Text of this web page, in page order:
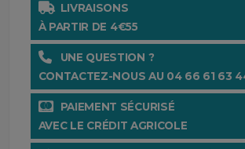
LIVRAISONS
À PARTIR DE 4€55
UNE QUESTION ?
CONTACTEZ-NOUS AU 04 66 61 63
PAIEMENT SÉCURISÉ
AVEC LE CRÉDIT AGRICOLE